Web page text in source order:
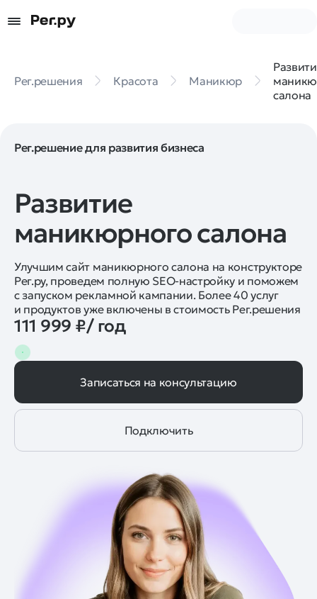
Рег.решения Красота Маникюр
салона
Рег.решение для развития бизнеса
Развитие
маникюрного салона
Улучшим сайт маникюрного салона на конструкторе
Рег.ру, проведем полную SEO-настройку и поможем
с запуском рекламной кампании. Более 40 услуг
и продуктов уже включены в стоимость Рег.решения
111 999 ₽/ год
Записаться на консультацию
Подключить